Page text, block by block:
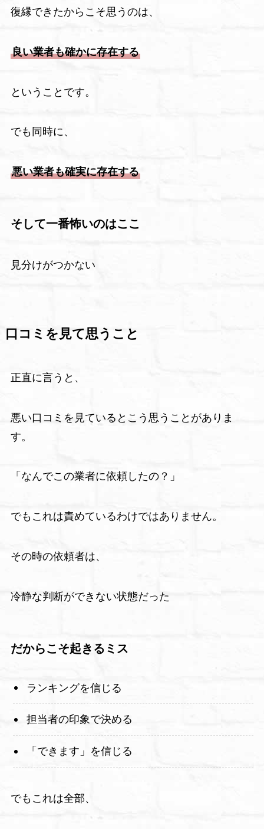
復縁できたからこそ思うのは、
良い業者も確かに存在する
ということです。
でも同時に、
悪い業者も確実に存在する
そして一番怖いのはここ
見分けがつかない
口コミを見て思うこと
正直に言うと、
悪い口コミを見ているとこう思うことがありま
す。
「なんでこの業者に依頼したの？」
でもこれは責めているわけではありません。
その時の依頼者は、
冷静な判断ができない状態だった
だからこそ起きるミス
ランキングを信じる
担当者の印象で決める
「できます」を信じる
でもこれは全部、